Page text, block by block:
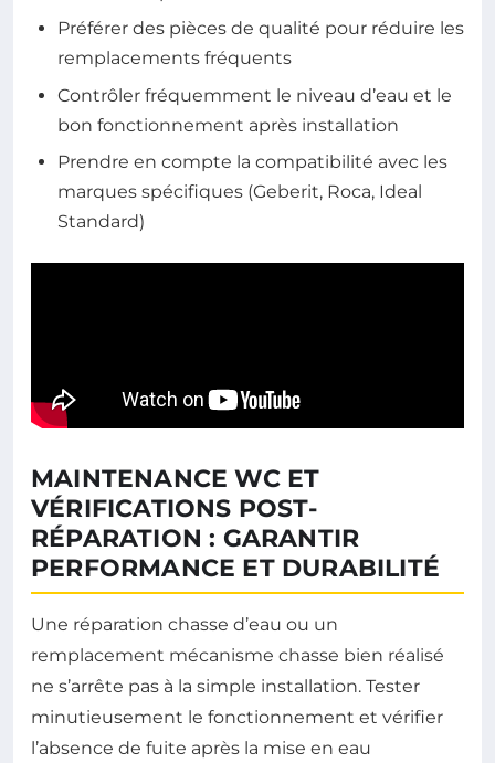
Préférer des pièces de qualité pour réduire les
remplacements fréquents
Contrôler fréquemment le niveau d’eau et le
bon fonctionnement après installation
Prendre en compte la compatibilité avec les
marques spécifiques (Geberit, Roca, Ideal
Standard)
MAINTENANCE WC ET
VÉRIFICATIONS POST-
RÉPARATION : GARANTIR
PERFORMANCE ET DURABILITÉ
Une réparation chasse d’eau ou un
remplacement mécanisme chasse bien réalisé
ne s’arrête pas à la simple installation. Tester
minutieusement le fonctionnement et vérifier
l’absence de fuite après la mise en eau